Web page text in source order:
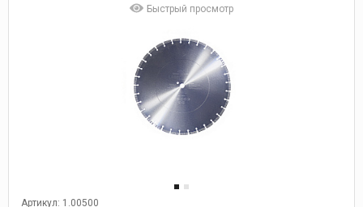
Быстрый просмотр
Артикул: 1.00500